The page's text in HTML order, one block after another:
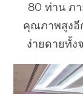
80 ท่าน ภ
คุณภาพสูงอี
ง่ายดายทั้